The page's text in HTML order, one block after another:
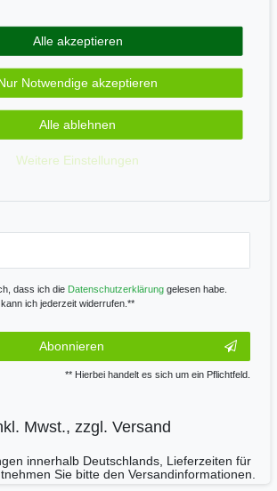
per
dass ich die Daten­schutz­erklärunggelesen habe.
ich jederzeit widerrufen.**
Abonnieren
** Hierbei handelt es sich um ein Pflichtfeld.
Mwst., zzgl. Versand
innerhalb Deutschlands, Lieferzeiten für
Sie bitte den Versandinformationen.
Alle akzeptieren
Notwendige akzeptieren
Alle ablehnen
Weitere Einstellungen